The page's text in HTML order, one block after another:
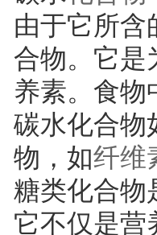
由于它所含
合物。它是
养素。食物
碳水化合物
物，如纤维
糖类化合物
它不仅是营